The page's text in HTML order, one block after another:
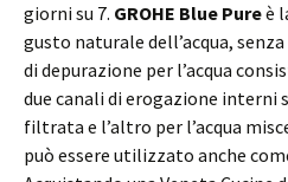
giorni su 7. GROHE Blue Pureè
gusto naturale dell’acqua,
di depurazione per l’acqua
due canali di erogazione interni
filtrata e l’altro per l’acqua
può essere utilizzato anche